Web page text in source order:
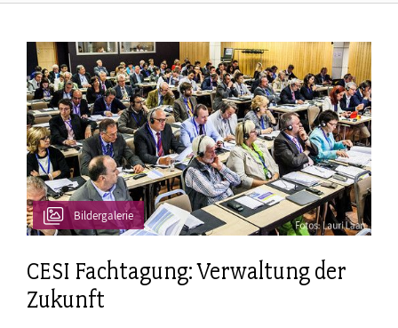
Bildergalerie
CESI Fachtagung: Verwaltung der
Zukunft